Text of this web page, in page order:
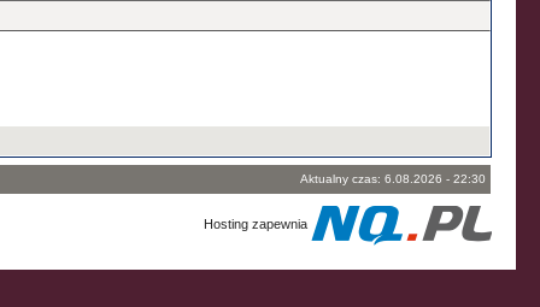
Aktualny czas: 6.08.2026 - 22:30
Hosting zapewnia